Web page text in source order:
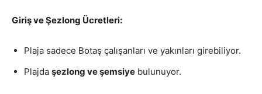
Giriş ve Şezlong Ücretleri:
Plaja sadece Botaş çalışanları ve yakınları girebiliyor.
Plajda şezlong ve şemsiye bulunuyor.